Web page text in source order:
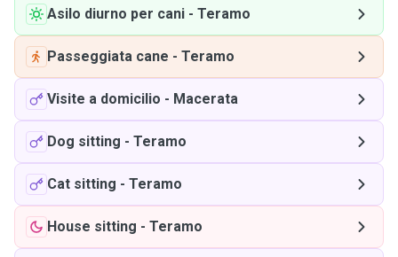
Asilo diurno per cani - Teramo
Passeggiata cane - Teramo
Visite a domicilio - Macerata
Dog sitting - Teramo
Cat sitting - Teramo
House sitting - Teramo